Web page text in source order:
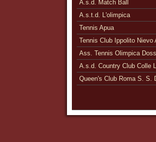
A.s.d. Match Ball
A.s.t.d. L'olimpica
Tennis Apua
Tennis Club Ippolito Nievo
Ass. Tennis Olimpica
A.s.d. Country Club Colle
Queen's Club Roma S. S.